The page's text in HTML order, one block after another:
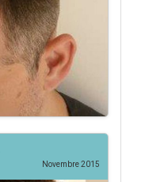
Novembre 2015